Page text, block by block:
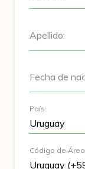
Apellido:
Fecha de
País:
Código de